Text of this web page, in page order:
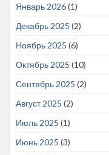
Январь 2026(1)
Декабрь 2025 (2)
Ноябрь 2025 (6)
Октябрь 2025 (10)
Сентябрь 2025 (2)
Август 2025 (2)
Июль 2025 (1)
Июнь 2025 (3)